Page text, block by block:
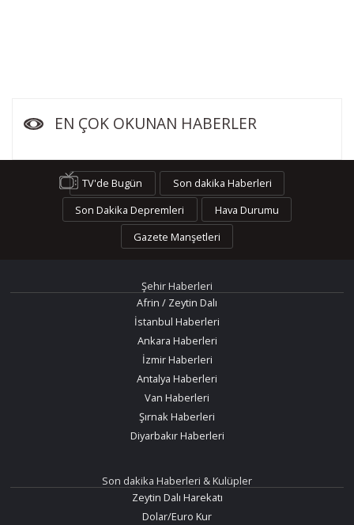
EN ÇOK OKUNAN HABERLER
TV'de Bugün
Son dakika Haberleri
Son Dakika Depremleri
Hava Durumu
Gazete Manşetleri
Şehir Haberleri
Afrin / Zeytin Dalı
İstanbul Haberleri
Ankara Haberleri
İzmir Haberleri
Antalya Haberleri
Van Haberleri
Şırnak Haberleri
Diyarbakır Haberleri
Son dakika Haberleri & Kulüpler
Zeytin Dalı Harekatı
Dolar/Euro Kur